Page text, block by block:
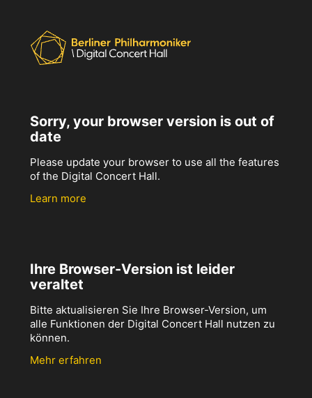
Sorry, your browser version is out of
date
Please update your browser to use all the features
of the Digital Concert Hall.
Learn more
Ihre Browser-Version ist leider
veraltet
Bitte aktualisieren Sie Ihre Browser-Version, um
alle Funktionen der Digital Concert Hall nutzen zu
können.
Mehr erfahren